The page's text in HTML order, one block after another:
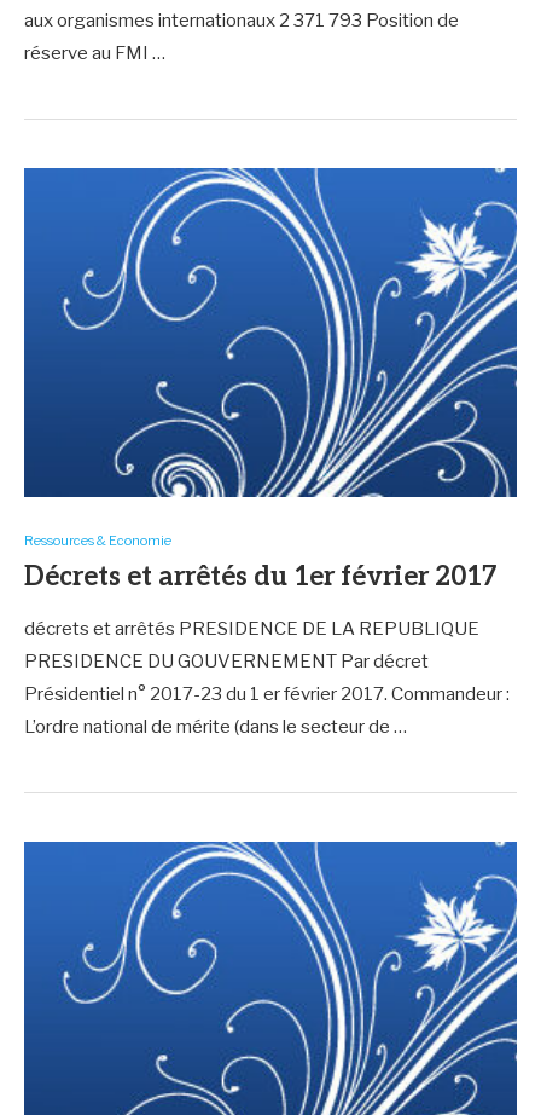
aux organismes internationaux 2 371 793 Position de
réserve au FMI …
Ressources & Economie
Décrets et arrêtés du 1er février 2017
décrets et arrêtés PRESIDENCE DE LA REPUBLIQUE
PRESIDENCE DU GOUVERNEMENT Par décret
Présidentiel n° 2017-23 du 1 er février 2017. Commandeur :
L’ordre national de mérite (dans le secteur de …